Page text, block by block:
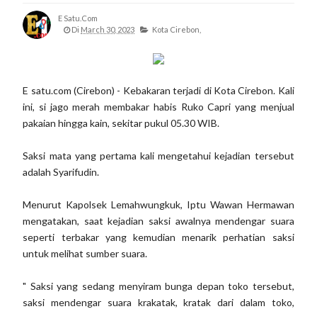
E Satu.com
Di March 30, 2023 Kota Cirebon,
E satu.com (Cirebon) - Kebakaran terjadi di Kota Cirebon. Kali
ini, si jago merah membakar habis Ruko Capri yang menjual
pakaian hingga kain, sekitar pukul 05.30 WIB.
Saksi mata yang pertama kali mengetahui kejadian tersebut
adalah Syarifudin.
Menurut Kapolsek Lemahwungkuk, Iptu Wawan Hermawan
mengatakan, saat kejadian saksi awalnya mendengar suara
seperti terbakar yang kemudian menarik perhatian saksi
untuk melihat sumber suara.
" Saksi yang sedang menyiram bunga depan toko tersebut,
saksi mendengar suara krakatak, kratak dari dalam toko,